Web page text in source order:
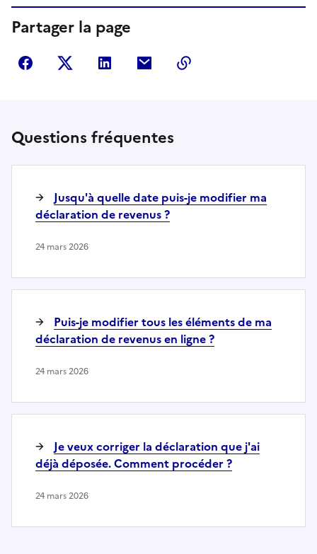
Partager la page
Partager sur Facebook
Partager sur Twitter
Partager sur LinkedIn
Partager par courriel
Questions fréquentes
Jusqu'à quelle date puis-je modifier ma
déclaration de revenus ?
24 mars 2026
Puis-je modifier tous les éléments de ma
déclaration de revenus en ligne ?
24 mars 2026
Je veux corriger la déclaration que j'ai
déjà déposée. Comment procéder ?
24 mars 2026